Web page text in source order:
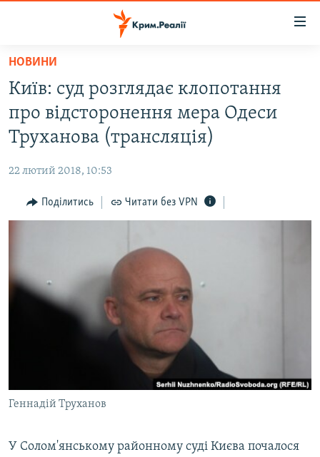
Перейти
основного
матеріалу
Перейти
до
основної
Перейти
до
ВОДА.КРИМ
ВІДЕО ТА ФОТО
БЛОГИ
ПОГЛЯД
СПЕЦПРОЕКТИ
ДЕПОРТАЦІЯ
ВІДЕОУРОКИ «ELIFBE»
ІНФОГРАФІКА
ЯК ОБІЙТИ БЛОКУВАННЯ
ДОЛУЧАЙСЯ!
НОВИНИ
Київ: суд розглядає клопотання
про відсторонення мера Одеси
Труханова (трансляція)
22 лютий 2018, 10:53
Поділитись Читати без VPN
Геннадій Труханов
У Солом'янському районному суді Києва почалося